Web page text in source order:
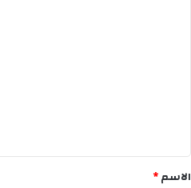
*
الاسم*